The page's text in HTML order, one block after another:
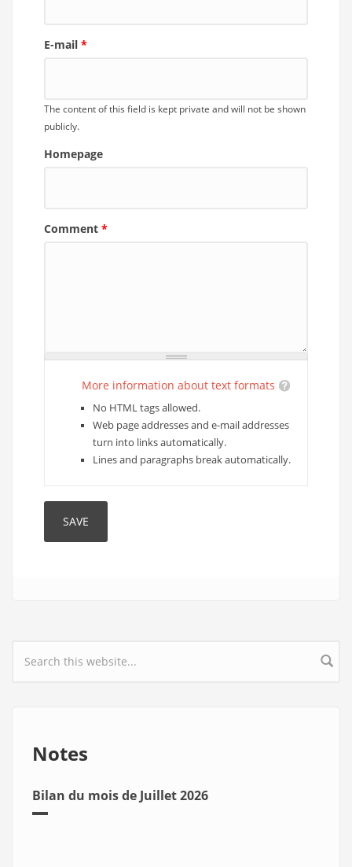
E-mail *
The content of this field is kept private and will not be shown
publicly.
Homepage
Comment *
More information about text formats
No HTML tags allowed.
Web page addresses and e-mail addresses
turn into links automatically.
Lines and paragraphs break automatically.
Search form
Notes
Bilan du mois de Juillet 2026